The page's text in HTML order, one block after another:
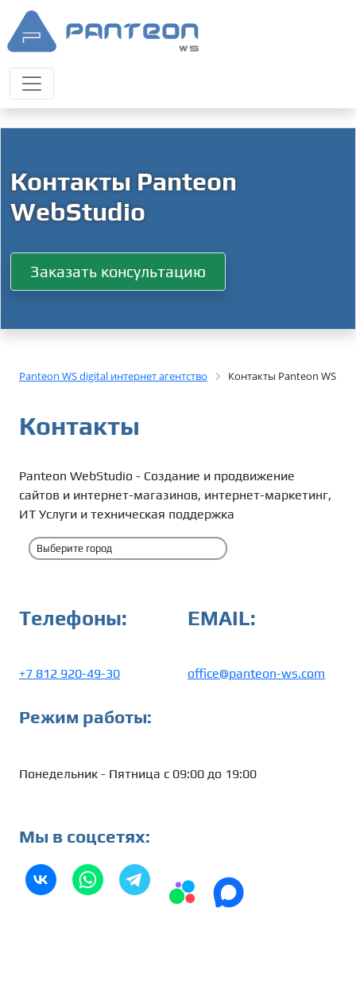
Контакты Panteon
WebStudio
Заказать консультацию
Panteon WS digital интернет агентство Контакты Panteon WS
Контакты
Panteon WebStudio - Создание и продвижение
сайтов и интернет-магазинов, интернет-маркетинг,
ИТ Услуги и техническая поддержка
Телефоны:
+7 812 920-49-30
EMAIL:
office@panteon-ws.com
Режим работы:
Понедельник - Пятница с 09:00 до 19:00
Мы в соцсетях: